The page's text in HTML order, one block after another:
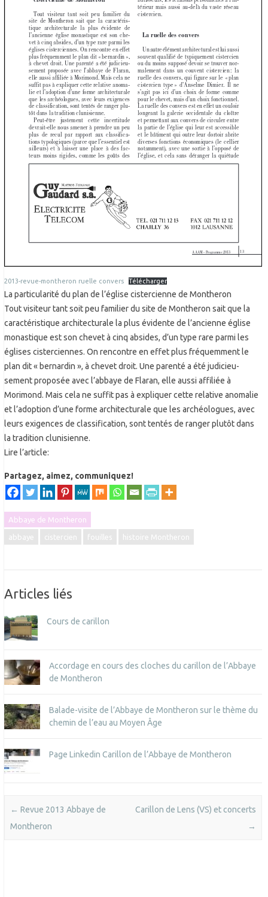
2013-revue-montheron ruelle convers Télécharger
La particularité du plan de l’église cistercienne de Montheron
Tout visiteur tant soit peu familier du site de Montheron sait que la
caractéristique architecturale la plus évidente de l’ancienne église
monastique est son chevet à cinq absides, d’un type rare parmi les
églises cisterciennes. On rencontre en effet plus fréquemment le
plan dit « bernardin », à chevet droit. Une parenté a été judicieu-
sement proposée avec l’abbaye de Flaran, elle aussi affiliée à
Morimond. Mais cela ne suffit pas à expliquer cette relative anomalie
et l’adoption d’une forme architecturale que les archéologues, avec
leurs exigences de classification, sont tentés de ranger plutôt dans
la tradition clunisienne.
Lire l’article:
Partagez, aimez, communiquez!
Abbaye de Montheron
abbaye cistercien fouilles histoire Montheron
Articles liés
Cours de carillon
Accordage en cours des cloches du carillon de l’Abbaye
de Montheron
Balade-visite de l’Abbaye de Montheron sur le thème du
chemin de l’eau au Moyen Âge
Page Linkedin Carillon de l’Abbaye de Montheron
Post navigation
← Revue 2013 Abbaye de
Montheron
Carillon de Lens (VS) et concerts
→